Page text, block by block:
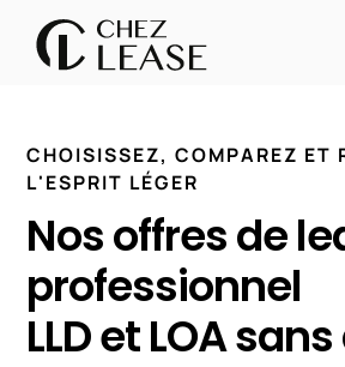
CHOISISSEZ, COMPAREZ ET
L'ESPRIT LÉGER
Nosoffresdele
professionnel
LLDetLOAsans